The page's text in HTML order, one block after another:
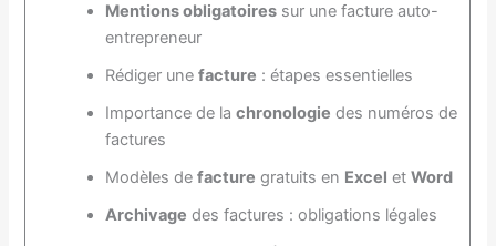
Mentions obligatoiressur une facture auto-
entrepreneur
Rédiger une facture : étapes essentielles
Importance de la chronologie des numéros de
factures
Modèles de facture gratuits en Excel et Word
Archivage des factures : obligations légales